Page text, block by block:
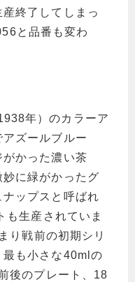
終了してしまっ
と品番も変わ
年）のカラーア
ズールブルー
がかった濃い茶
に緑がかったグ
ップスと呼ばれ
も生産されていま
り戦前の初期シリ
最も小さな40mlの
後のプレート、18